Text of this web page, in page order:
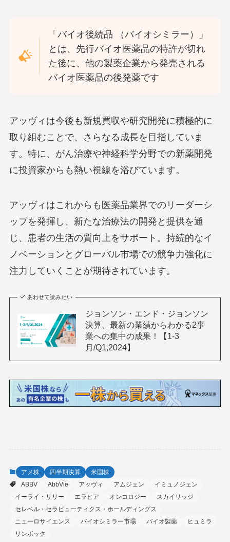
「バイオ後続品 （バイオシミラー）」
とは、先行バイオ医薬品の特許が切れ
た後に、他の製薬企業から発売される
バイオ医薬品の後発薬です
アッヴィは今後も新規買収や研究開発に積極的に
取り組むことで、さらなる成長を目指していま
す。特に、がん治療や神経科学分野での新薬開発
に投資家からも熱い視線を浴びています。
アッヴィはこれからも医薬品業界でのリーダーシ
ップを発揮し、新たな治療法の開発と提供を通
じ、患者の生活の質向上をサポート。持続的なイ
ノベーションとグローバル市場での競争力強化に
注力していくことが期待されています。
あわせて読みたい
ジョンソン・エンド・ジョンソン
決算、最新の業績からわかる2事
業への集中の成果！【1-3
月/Q1,2024】
アメ株 四半期決算
米国株
ABBV
AbbVie アッヴィ アムジェン
イミュノジェン
イーライ・リリー
エラヒア オンコロジー
スカイリッジ
セレベル・セラピューティクス・ホールディングス
ニューロサイエンス
バイオシミラー市場 バイオ製薬
ヒュミラ
リンボック